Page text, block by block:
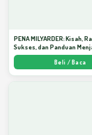
PENA MILYARDER: Kisah,
Sukses, dan Panduan
Milyar di KBM App dari Nol
Beli / Baca